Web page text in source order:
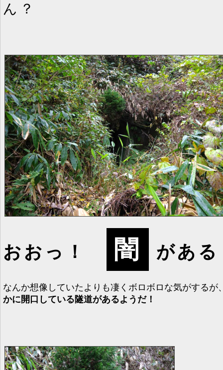
ん？
おおっ！ 闇 がある
なんか想像していたよりも凄くボロボロな気がするが
かに開口している隧道があるようだ！